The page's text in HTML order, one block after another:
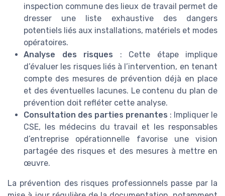
inspection commune des lieux de travail permet de
dresser une liste exhaustive des dangers
potentiels liés aux installations, matériels et modes
opératoires.
Analyse des risques : Cette étape implique
d’évaluer les risques liés à l’intervention, en tenant
compte des mesures de prévention déjà en place
et des éventuelles lacunes. Le contenu du plan de
prévention doit refléter cette analyse.
Consultation des parties prenantes : Impliquer le
CSE, les médecins du travail et les responsables
d’entreprise opérationnelle favorise une vision
partagée des risques et des mesures à mettre en
œuvre.
La prévention des risques professionnels passe par la